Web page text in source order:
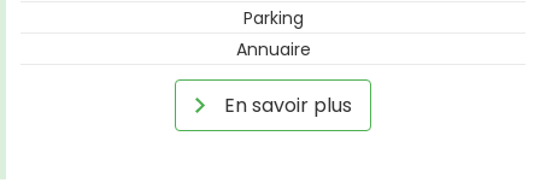
Parking
Annuaire
En savoir plus